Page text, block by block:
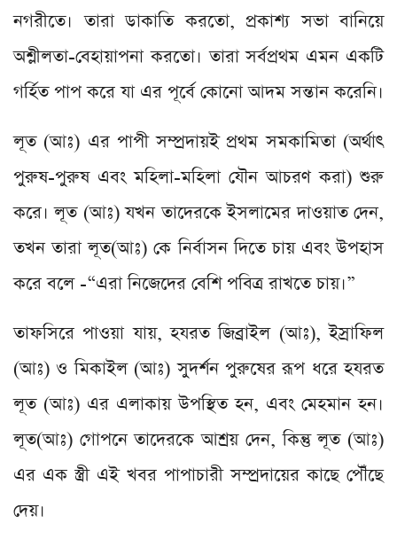
নগরীতে। তারা ডাকাতি করতো, প্রকাশ্য সভা বানিয়ে
অশ্লীলতা-বেহায়াপনা করতো। তারা সর্বপ্রথম এমন একটি
গর্হিত পাপ করে যা এর পূর্বে কোনো আদম সন্তান করেনি।
লূত (আঃ) এর পাপী সম্প্রদায়ই প্রথম সমকামিতা (অর্থাৎ
পুরুষ-পুরুষ এবং মহিলা-মহিলা যৌন আচরণ করা) শুরু
করে। লূত (আঃ) যখন তাদেরকে ইসলামের দাওয়াত দেন,
তখন তারা লূত(আঃ) কে নির্বাসন দিতে চায় এবং উপহাস
করে বলে -“এরা নিজেদের বেশি পবিত্র রাখতে চায়।”
তাফসিরে পাওয়া যায়, হযরত জিব্রাইল (আঃ), ইস্রাফিল
(আঃ) ও মিকাইল (আঃ) সুদর্শন পুরুষের রূপ ধরে হযরত
লূত (আঃ) এর এলাকায় উপস্থিত হন, এবং মেহমান হন।
লূত(আঃ) গোপনে তাদেরকে আশ্রয় দেন, কিন্তু লূত (আঃ)
এর এক স্ত্রী এই খবর পাপাচারী সম্প্রদায়ের কাছে পৌঁছে
দেয়।